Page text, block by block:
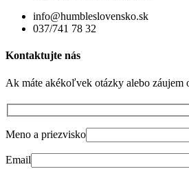
info@humbleslovensko.sk
037/741 78 32
Kontaktujte nás
Ak máte akékoľvek otázky alebo záujem
Meno a priezvisko
Email